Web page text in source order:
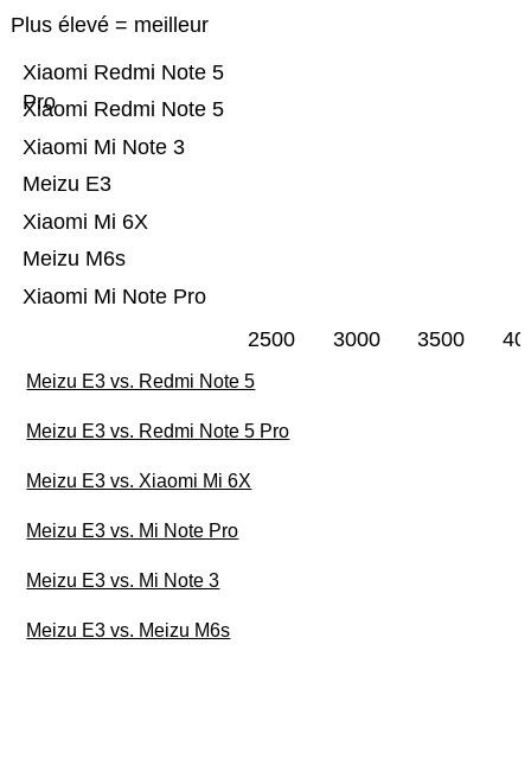
Plus élevé = meilleur
Xiaomi Mi Note Pro
Meizu M6s
Xiaomi Mi 6X
Meizu E3
Xiaomi Mi Note 3
Xiaomi Redmi Note 5
Xiaomi Redmi Note 5
Pro
2500 3000 3500
Meizu E3 vs. Redmi Note 5
Meizu E3 vs. Redmi Note 5 Pro
Meizu E3 vs. Xiaomi Mi 6X
Meizu E3 vs. Mi Note Pro
Meizu E3 vs. Mi Note 3
Meizu E3 vs. Meizu M6s